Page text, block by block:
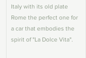
Italy with its old plate
Rome the perfect one for
a car that embodies the
spirit of "La Dolce Vita".